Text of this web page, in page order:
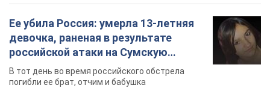
Ее убила Россия: умерла 13-летняя
девочка, раненая в результате
российской атаки на Сумскую
область. Фото
В тот день во время российского обстрела
погибли ее брат, отчим и бабушка